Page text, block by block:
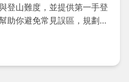
登山難度，並提供第一手登
助你避免常見誤區，規劃安